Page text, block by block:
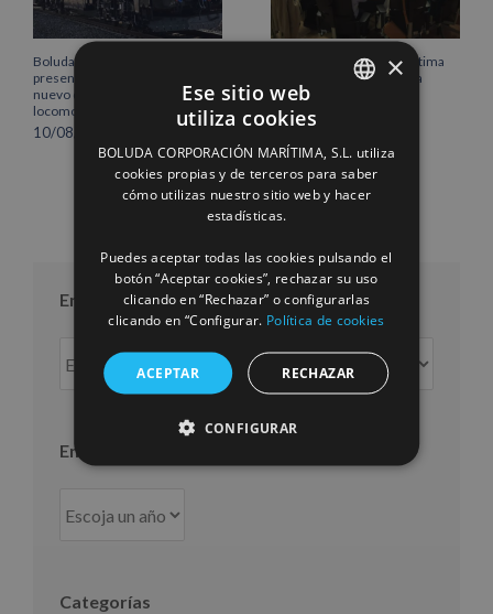
Boluda Shipping refuerza su
presencia ferroviaria con el
nuevo diseño corporativo de las
locomotoras
10/08/2026
Boluda Corporación Marítima
se incorpora al Pleno de la
Cámara de Comercio de
Cantabria
Entradas por mes
Entradas
por
Entradas por año
Categorías
ENGLISH
FRENCH
×
Ese sitio web
utiliza cookies
BOLUDA CORPORACIÓN MARÍTIMA, S.L. utiliza
cookies propias y de terceros para saber
cómo utilizas nuestro sitio web y hacer
estadísticas.
Puedes aceptar todas las cookies pulsando el
botón “Aceptar cookies”, rechazar su uso
clicando en “Rechazar” o configurarlas
clicando en “Configurar. Política de cookies
ACEPTAR RECHAZAR
CONFIGURAR